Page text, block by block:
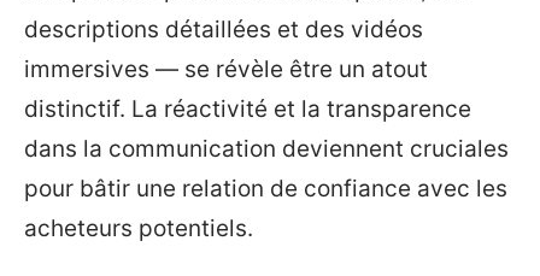
descriptions détaillées et des vidéos
immersives — se révèle être un atout
distinctif. La réactivité et la transparence
dans la communication deviennent cruciales
pour bâtir une relation de confiance avec les
acheteurs potentiels.